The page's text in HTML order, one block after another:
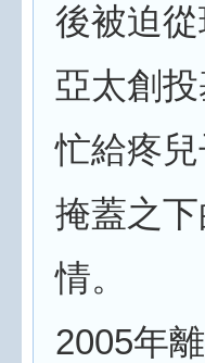
後被迫
亞太創
忙給疼
掩蓋之
情。
2005年